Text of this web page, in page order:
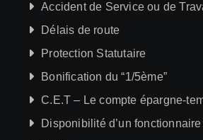
Accident de Service ou de
Délais de route
Protection Statutaire
Bonification du “1/5ème”
C.E.T – Le compte épargne-
Disponibilité d’un fonctionnaire